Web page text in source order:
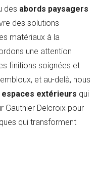
des abords paysagers
des solutions
matériaux à la
une attention
finitions soignées et
et au-delà, nous
extérieurs qui
Gauthier Delcroix pour
qui transforment